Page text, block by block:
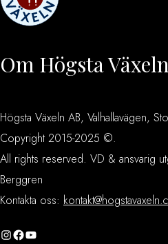
Om Högsta Växeln
Högsta Växeln AB, Valhallavägen,
Copyright 2015-2025 ©.
All rights reserved. VD & ansvarig
Berggren
Kontakta oss:
InstagramFacebook YouTube